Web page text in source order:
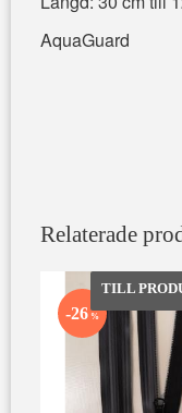
AquaGuard
Relaterade
26 %